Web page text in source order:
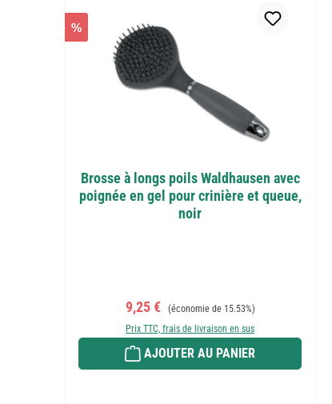
%
Brosse à longs poils Waldhausen avec
poignée en gel pour crinière et queue,
noir
Prix de vente :
9,25 € Prix régulier :
(économie de 15.53%)
Prix TTC, frais de livraison en sus
AJOUTER AU PANIER